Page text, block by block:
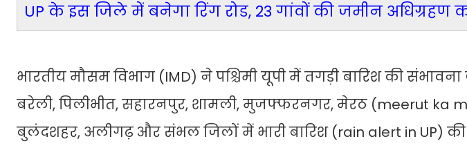
UP के इस जिले में बनेगा रिंग रोड, 23 गांवों की जमीन अधिग्रहण
भारतीय मौसम विभाग (IMD) ने पश्चिमी यूपी में तगड़ी बारिश की
बरेली, पिलीभीत, सहारनपुर, शामली, मुजफ्फरनगर, मेरठ (meerut ka
बुलंदशहर, अलीगढ़ और संभल जिलों में भारी बारिश (rain alert in UP) की